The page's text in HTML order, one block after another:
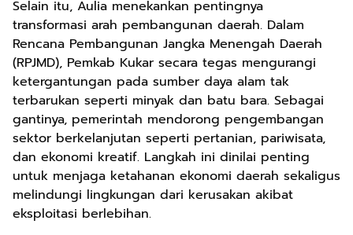
Selain itu, Aulia menekankan pentingnya
transformasi arah pembangunan daerah. Dalam
Rencana Pembangunan Jangka Menengah Daerah
(RPJMD), Pemkab Kukar secara tegas mengurangi
ketergantungan pada sumber daya alam tak
terbarukan seperti minyak dan batu bara. Sebagai
gantinya, pemerintah mendorong pengembangan
sektor berkelanjutan seperti pertanian, pariwisata,
dan ekonomi kreatif. Langkah ini dinilai penting
untuk menjaga ketahanan ekonomi daerah sekaligus
melindungi lingkungan dari kerusakan akibat
eksploitasi berlebihan.